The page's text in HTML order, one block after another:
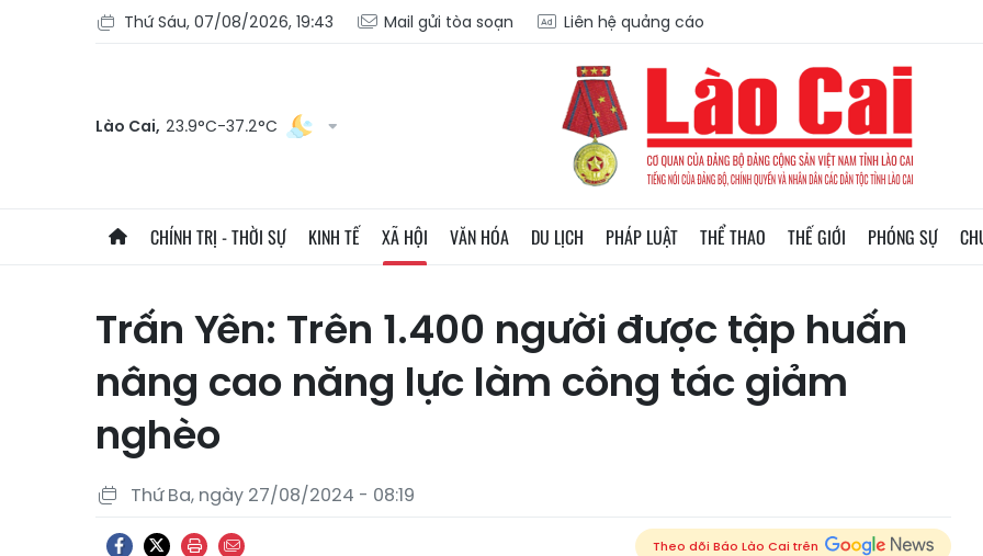
Thứ Sáu, 07/08/2026, 19:43 Mail gửi tòa soạn Liên hệ quảng cáo
Lào Cai, 23.9°C-37.2°C
CHÍNH TRỊ - THỜI SỰ KINH TẾ XÃ HỘI VĂN HÓA DU LỊCH PHÁP LUẬT THỂ THAO THẾ GIỚI PHÓNG SỰ
Trấn Yên: Trên 1.400 người được tập huấn
nâng cao năng lực làm công tác giảm
nghèo
Thứ Ba, ngày 27/08/2024 - 08:19
Theo dõi Báo Lào Cai trên